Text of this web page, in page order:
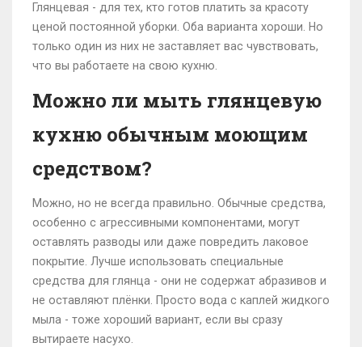
Глянцевая - для тех, кто готов платить за красоту
ценой постоянной уборки. Оба варианта хороши. Но
только один из них не заставляет вас чувствовать,
что вы работаете на свою кухню.
Можно ли мыть глянцевую
кухню обычным моющим
средством?
Можно, но не всегда правильно. Обычные средства,
особенно с агрессивными компонентами, могут
оставлять разводы или даже повредить лаковое
покрытие. Лучше использовать специальные
средства для глянца - они не содержат абразивов и
не оставляют плёнки. Просто вода с каплей жидкого
мыла - тоже хороший вариант, если вы сразу
вытираете насухо.